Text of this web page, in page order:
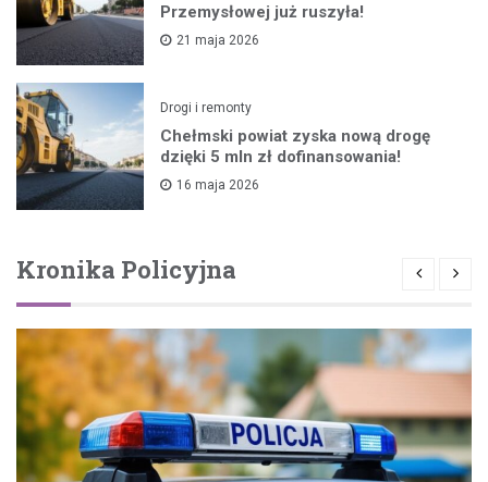
Przemysłowej już ruszyła!
21 maja 2026
Drogi i remonty
Chełmski powiat zyska nową drogę
dzięki 5 mln zł dofinansowania!
16 maja 2026
Kronika Policyjna